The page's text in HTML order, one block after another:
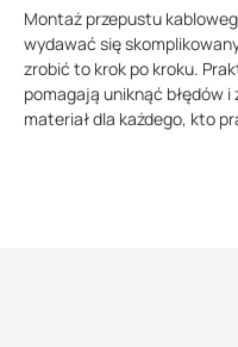
Montaż przepustu
wydawać się
zrobić to krok po kroku.
pomagają uniknąć błędów
materiał dla każdego, kto